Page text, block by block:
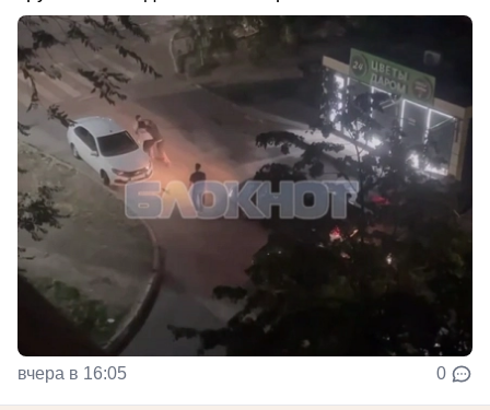
вчера в 16:05 0